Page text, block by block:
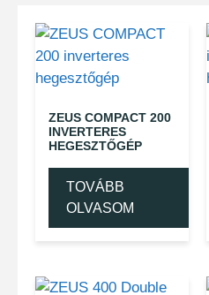
ZEUS COMPACT 200
INVERTERES
HEGESZTŐGÉP
TOVÁBB
OLVASOM